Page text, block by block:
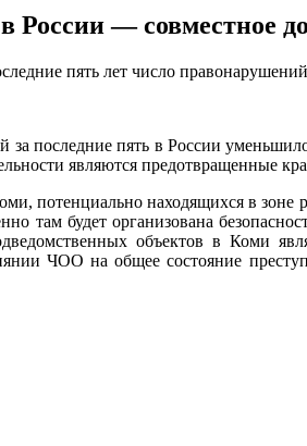
— совместное
пять лет число
за последние пять в России
являются предотвращенные
потенциально находящихся в
там будет организована
объектов в Коми
ЧОО на общее состояние